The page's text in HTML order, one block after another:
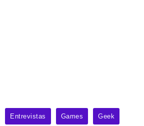
Entrevistas Games Geek